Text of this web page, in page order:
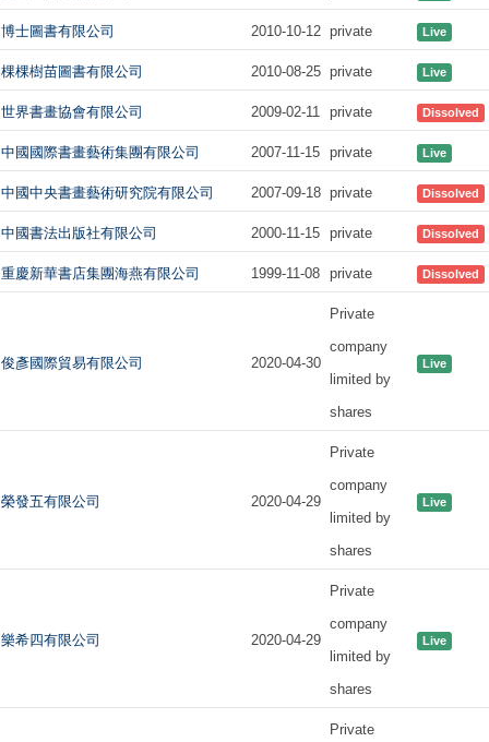
博士圖書有限公司 2010-10-12 private Live
棵棵樹苗圖書有限公司 2010-08-25 private Live
世界書畫協會有限公司 2009-02-11 private Dissolved
中國國際書畫藝術集團有限公司 2007-11-15 private Live
中國中央書畫藝術研究院有限公司 2007-09-18 private Dissolved
中國書法出版社有限公司 2000-11-15 private Dissolved
重慶新華書店集團海燕有限公司 1999-11-08 private Dissolved
俊彥國際貿易有限公司 2020-04-30
Private
company
limited by
shares
Live
榮發五有限公司 2020-04-29
Private
company
limited by
shares
Live
樂希四有限公司 2020-04-29
Private
company
limited by
shares
Live
Private